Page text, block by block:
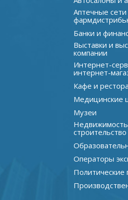
Аптечные
Банки и
Выставки и
компании
Интернет-
интернет-
Кафе и
Медицинские
Музеи
строительство
Операторы
Политические